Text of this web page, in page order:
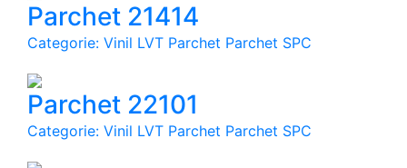
Parchet 21414
Categorie: Vinil LVT Parchet Parchet SPC
Parchet 22101
Categorie: Vinil LVT Parchet Parchet SPC